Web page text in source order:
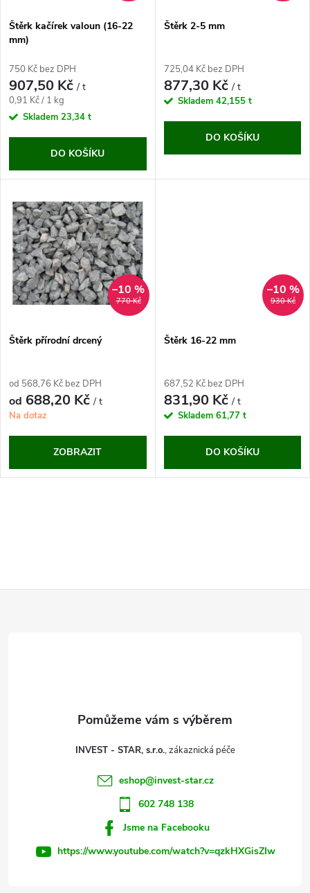
p
r
o
d
u
k
t
ů
s
p
r
o
u
k
t
ů
Štěrk kačírek valoun (16-22
mm)
750 Kč bez DPH
907,50 Kč/ t
Měrná
cena:
0,91 Kč / 1 kg
Skladem 23,34 t
DO KOŠÍKU
Štěrk 2-5 mm
725,04 Kč bez DPH
877,30 Kč/ t
Skladem 42,155 t
DO KOŠÍKU
770 Kč
–10 %
Štěrk přírodní drcený
od 568,76 Kč bez DPH
od 688,20 Kč/ t
Na dotaz
ZOBRAZIT
930 Kč
–10 %
Štěrk 16-22 mm
687,52 Kč bez DPH
831,90 Kč/ t
Skladem 61,77 t
DO KOŠÍKU
INVEST - STAR, s.r.o.
eshop@invest-star.cz
602 748 138
Jsme na Facebooku
https://www.youtube.com/watch?v=qzkHXGisZIw